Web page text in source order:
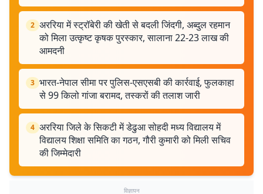
2 अररिया में स्ट्रॉबेरी की खेती से बदली जिंदगी, अब्दुल रहमान
को मिला उत्कृष्ट कृषक पुरस्कार, सालाना 22-23 लाख की
आमदनी
3 भारत-नेपाल सीमा पर पुलिस-एसएसबी की कार्रवाई, फुलकाहा
से 99 किलो गांजा बरामद, तस्करों की तलाश जारी
4 अररिया जिले के सिकटी में डेढुआ सोहदी मध्य विद्यालय में
विद्यालय शिक्षा समिति का गठन, गौरी कुमारी को मिली सचिव
की जिम्मेदारी
विज्ञापन